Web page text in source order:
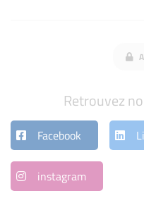
Retrouvez
Facebook
instagram